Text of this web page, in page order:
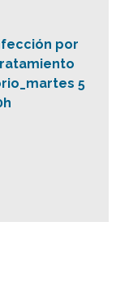
por
5